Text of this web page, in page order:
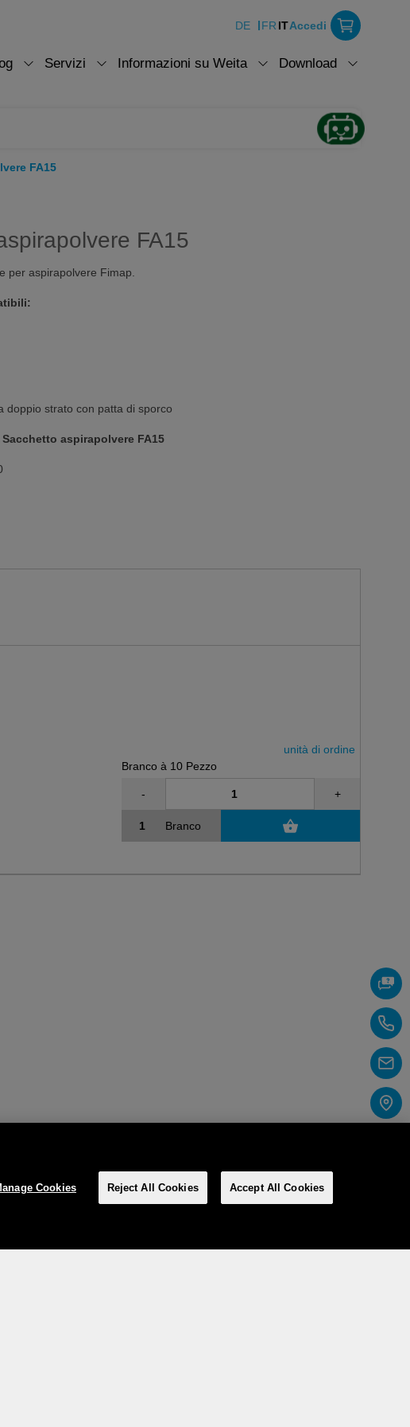
DE FR ITAccedi
Servizi Informazioni su Weita Download
FA15
FA15
per aspirapolvere Fimap.
doppio strato con patta di sporco
aspirapolvere FA15
unità di ordine
Branco à 10 Pezzo
- +
Branco
Cookies Reject All Cookies Accept All Cookies